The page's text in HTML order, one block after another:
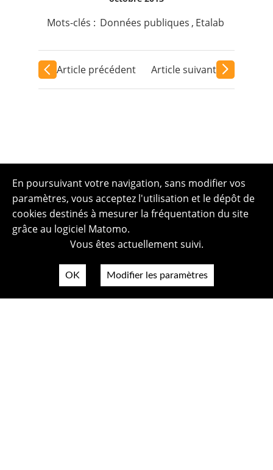
Mots-clés : Données publiques , Etalab
Article précédent Article suivant
En poursuivant votre navigation, sans modifier vos
paramètres, vous acceptez l'utilisation et le dépôt de
cookies destinés à mesurer la fréquentation du site
grâce au logiciel Matomo.
Vous êtes actuellement suivi.
OK Modifier les paramètres